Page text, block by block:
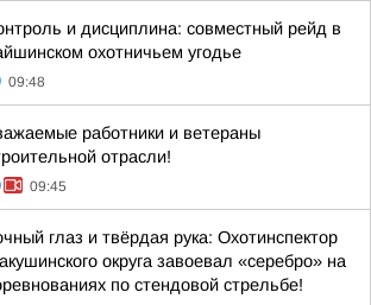
и дисциплина: совместный рейд в
охотничьем угодье
09:48
работники и ветераны
отрасли!
09:45
глаз и твёрдая рука: Охотинспектор
округа завоевал «серебро» на
по стендовой стрельбе!